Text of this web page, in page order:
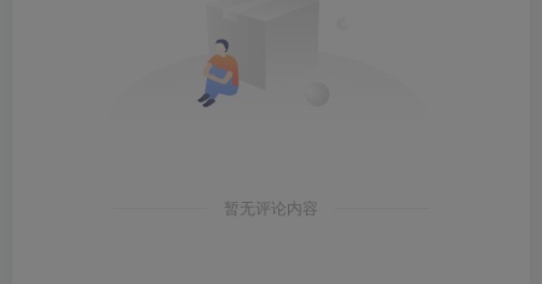
暂无评论内容